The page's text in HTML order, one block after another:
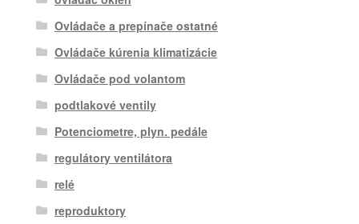
Ovládače a prepínače ostatné
Ovládače kúrenia klimatizácie
Ovládače pod volantom
podtlakové ventily
Potenciometre, plyn. pedále
regulátory ventilátora
relé
reproduktory